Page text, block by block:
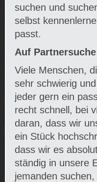
suchen und
selbst
passt.
Auf Partnersuche
Viele Menschen,
sehr schwierig
jeder gern ein
recht schnell, bei
daran, dass wir
ein Stück
dass wir es
ständig in unsere
jemanden